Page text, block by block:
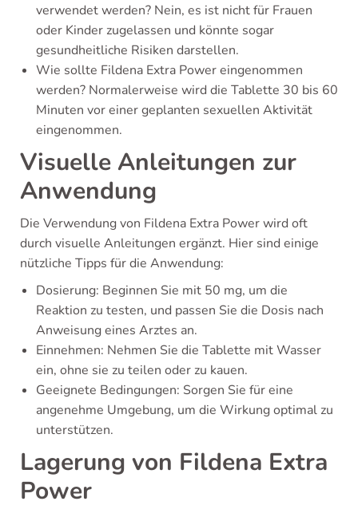
verwendet werden? Nein, es ist nicht für Frauen
oder Kinder zugelassen und könnte sogar
gesundheitliche Risiken darstellen.
Wie sollte Fildena Extra Power eingenommen
werden? Normalerweise wird die Tablette 30 bis 60
Minuten vor einer geplanten sexuellen Aktivität
eingenommen.
Visuelle Anleitungen zur
Anwendung
Die Verwendung von Fildena Extra Power wird oft
durch visuelle Anleitungen ergänzt. Hier sind einige
nützliche Tipps für die Anwendung:
Dosierung: Beginnen Sie mit 50 mg, um die
Reaktion zu testen, und passen Sie die Dosis nach
Anweisung eines Arztes an.
Einnehmen: Nehmen Sie die Tablette mit Wasser
ein, ohne sie zu teilen oder zu kauen.
Geeignete Bedingungen: Sorgen Sie für eine
angenehme Umgebung, um die Wirkung optimal zu
unterstützen.
Lagerung von Fildena Extra
Power